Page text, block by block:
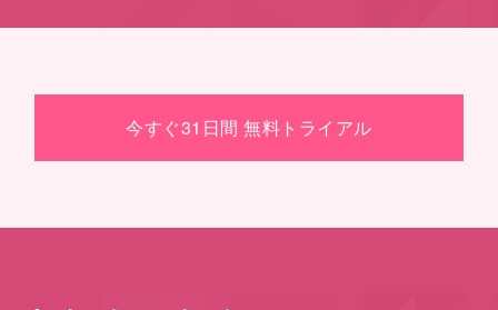
今すぐ31日間 無料トライアル